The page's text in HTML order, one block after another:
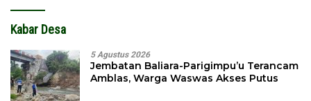
Kabar Desa
5 Agustus 2026
Jembatan Baliara-Parigimpu’u Terancam
Amblas, Warga Waswas Akses Putus